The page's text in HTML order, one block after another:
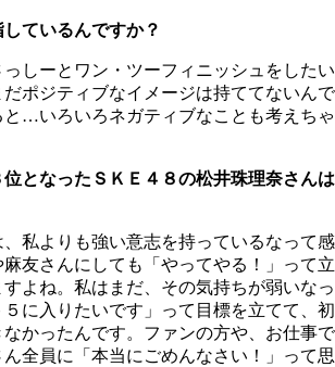
ているんですか？
しーとワン・ツーフィニッシュをしたい
ポジティブなイメージは持ててないんで
…いろいろネガティブなことも考えちゃ
となったＳＫＥ４８の松井珠理奈さんは
私よりも強い意志を持っているなって感
友さんにしても「やってやる！」って立
よね。私はまだ、その気持ちが弱いなっ
に入りたいです」って目標を立てて、初
かったんです。ファンの方や、お仕事で
全員に「本当にごめんなさい！」って思